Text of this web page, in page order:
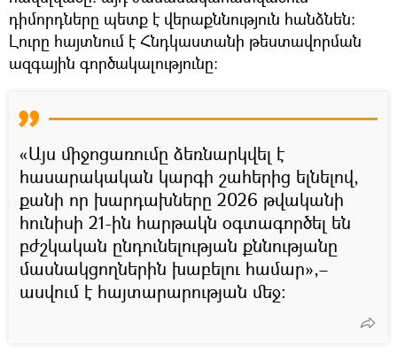
դիմորդները պետք է վերաքննություն հանձնեն։
Լուրը հայտնում է Հնդկաստանի թեստավորման
ազգային գործակալությունը։
«Այս միջոցառումը ձեռնարկվել է
հասարակական կարգի շահերից ելնելով,
քանի որ խարդախները 2026 թվականի
հունիսի 21-ին հարթակն օգտագործել են
բժշկական ընդունելության քննությանը
մասնակցողներին խաբելու համար»,–
ասվում է հայտարարության մեջ: